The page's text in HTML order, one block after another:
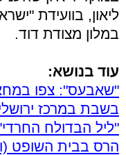
ליאון, בוועידת
במלון מצודת דוד.
עוד בנושא:
"שאבעס": צפו
בשבת במרכז
"ליל הבדולח
הרס בבית השופט